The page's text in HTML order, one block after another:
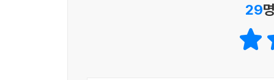
자신만의 개별적이고 독창적인 예술의 세계를 담
《미학 오디세이 1, 2, 3》을 비롯하여 《놀이와
29